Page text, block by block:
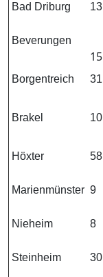
Bad Driburg 13
Beverungen
15
Borgentreich 31
Brakel 10
Höxter 58
Marienmünster 9
Nieheim 8
Steinheim 30